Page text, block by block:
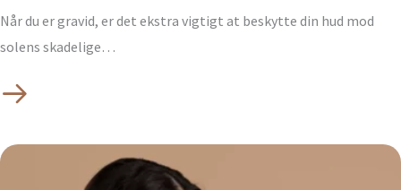
Når du er gravid, er det ekstra vigtigt at beskytte din hud mod
solens skadelige…